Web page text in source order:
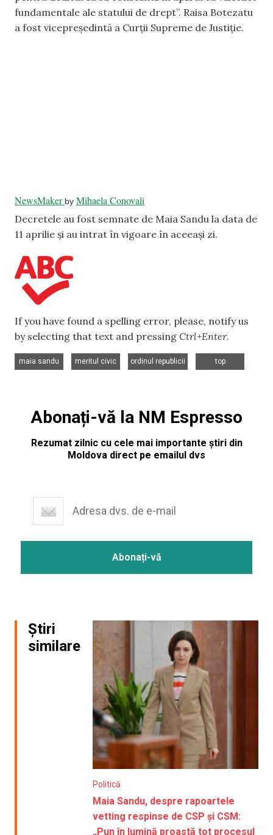
fundamentale ale statului de drept”. Raisa Botezatu
a fost vicepreședintă a Curții Supreme de Justiție.
NewsMaker by Mihaela Conovali
Decretele au fost semnate de Maia Sandu la data de
11 aprilie și au intrat în vigoare în aceeași zi.
If you have found a spelling error, please, notify us
by selecting that text and pressing Ctrl+Enter.
maia sandu
meritul civic
ordinul republicii
top
Abonați-vă la NM Espresso
Rezumat zilnic cu cele mai importante știri din
Moldova direct pe emailul dvs
Știri
similare
Politică
Maia Sandu, despre rapoartele
vetting respinse de CSP și CSM:
„Pun în lumină proastă tot procesul